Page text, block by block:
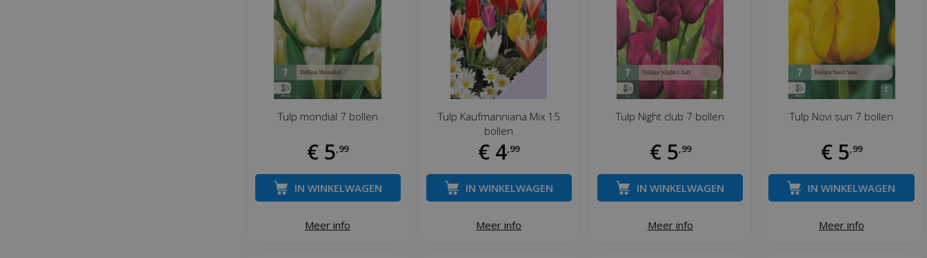
Tulp mondial 7 bollen
€ 5 99
Meer info
IN WINKELWAGEN
Tulp Kaufmanniana Mix 15
bollen
€ 4 99
Meer info
IN WINKELWAGEN
Tulp Night club 7 bollen
€ 5 99
Meer info
IN WINKELWAGEN
Tulp Novi sun 7 bollen
€ 5 99
Meer info
IN WINKELWAGEN